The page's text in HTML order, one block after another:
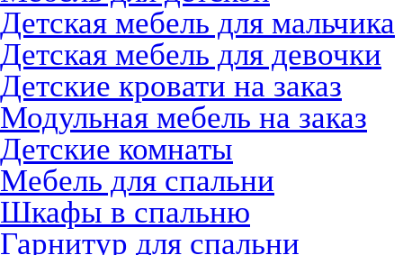
Детская мебель для мальчика
Детская мебель для девочки
Детские кровати на заказ
Модульная мебель на заказ
Детские комнаты
Мебель для спальни
Шкафы в спальню
Гарнитур для спальни